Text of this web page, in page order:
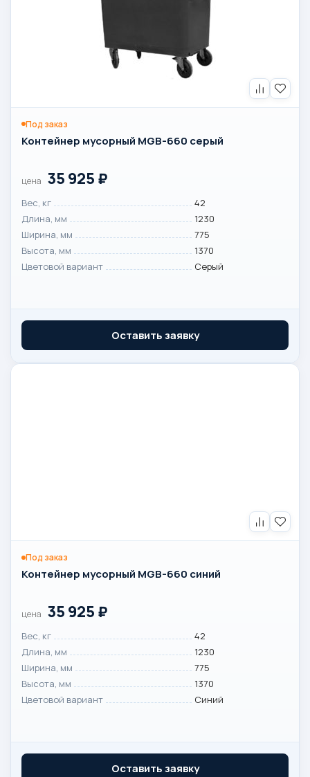
Под заказ
Контейнер мусорный MGB-660 серый
цена 35 925 ₽
Вес, кг
42
Длина, мм
1230
Ширина, мм
775
Высота, мм
1370
Цветовой вариант
Серый
Оставить заявку
Под заказ
Контейнер мусорный MGB-660 синий
цена 35 925 ₽
Вес, кг
42
Длина, мм
1230
Ширина, мм
775
Высота, мм
1370
Цветовой вариант
Синий
Оставить заявку